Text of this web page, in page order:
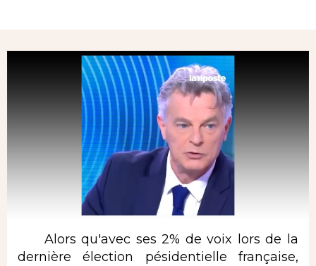
Alors qu'avec ses 2% de voix lors de la
dernière élection pésidentielle française,